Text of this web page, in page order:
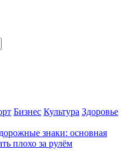
Бизнес Культура Здоровье
знаки: основная
плохо за рулём